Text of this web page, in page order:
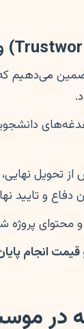
می‌دهیم که
تحویل نهایی،
و تایید
پروژه
انجام
در